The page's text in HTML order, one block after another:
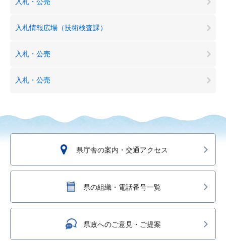
入札情報広場（技術検査課）
入札・公売
入札・公売
県庁舎の案内・交通アクセス
県の組織・電話番号一覧
県政へのご意見・ご提案